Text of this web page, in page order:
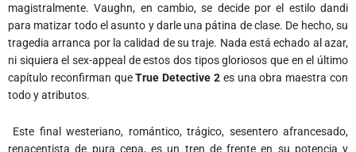
magistralmente. Vaughn, en cambio, se decide por el estilo dandi
para matizar todo el asunto y darle una pátina de clase. De hecho, su
tragedia arranca por la calidad de su traje. Nada está echado al azar,
ni siquiera el sex-appeal de estos dos tipos gloriosos que en el último
capítulo reconfirman queTrue Detective 2 es una obra maestra con
todo y atributos.
Este final westeriano, romántico, trágico, sesentero afrancesado,
renacentista de pura cepa, es un tren de frente en su potencia y